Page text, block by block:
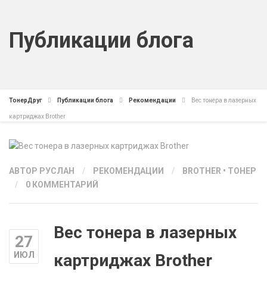
Публикации блога
ТонерДруг Публикации блога Рекомендации Вес тонера в лазерных
картриджах Brother
АВТОР РУСЛАН / РЕКОМЕНДАЦИИ / BROTHER • ТОНЕР
/
0 КОММЕНТАРИЙ
27
ИЮЛ
Вес тонера в лазерных
картриджах Brother